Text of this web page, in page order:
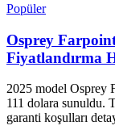
Popüler
Osprey
Fiyatlandırma
2025 model Osprey
111 dolara sunuldu.
garanti koşulları